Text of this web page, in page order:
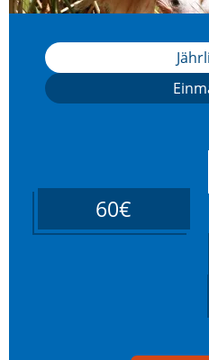
60€